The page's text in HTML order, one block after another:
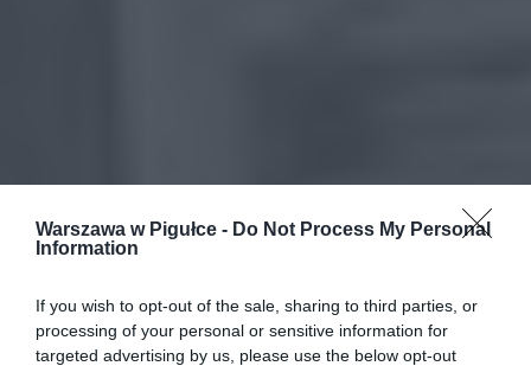
Warszawa w Pigułce - Do Not Process My Personal
Information
If you wish to opt-out of the sale, sharing to third parties, or
processing of your personal or sensitive information for
targeted advertising by us, please use the below opt-out